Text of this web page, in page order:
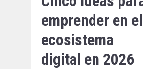
emprender en el
ecosistema
digital en 2026